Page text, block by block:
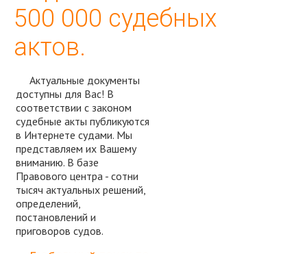
500 000 судебных
актов.
Актуальные документы
доступны для Вас! В
соответствии с законом
судебные акты публикуются
в Интернете судами. Мы
представляем их Вашему
вниманию. В базе
Правового центра - сотни
тысяч актуальных решений,
определений,
постановлений и
приговоров судов.